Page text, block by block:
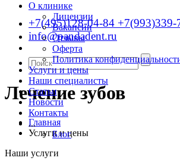
О клинике
Лицензии
Вакансии
Отзывы
Оферта
Политика
Услуги и цены
Наши специалисты
Статьи
Новости
Контакты
...
Блог
+7(495)128-04-84 +7(993)339-
info@pandadent.ru
Лечение зубов
Главная
Услуги и цены
Наши услуги